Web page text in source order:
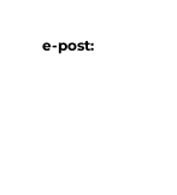
e-post: